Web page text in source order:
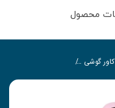
محصول
گوشی